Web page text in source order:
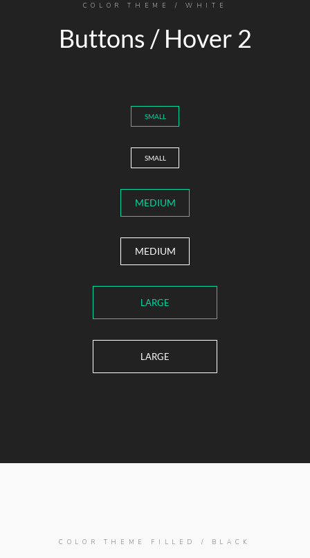
COLOR THEME / WHITE
Buttons / Hover 2
SMALL
SMALL
MEDIUM
MEDIUM
LARGE
LARGE
COLOR THEME FILLED / BLACK